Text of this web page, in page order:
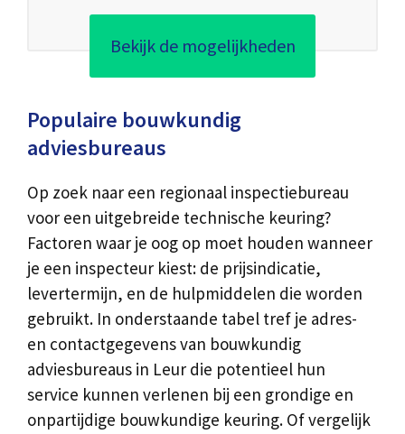
Bekijk de mogelijkheden
Populaire bouwkundig
adviesbureaus
Op zoek naar een regionaal inspectiebureau
voor een uitgebreide technische keuring?
Factoren waar je oog op moet houden wanneer
je een inspecteur kiest: de prijsindicatie,
levertermijn, en de hulpmiddelen die worden
gebruikt. In onderstaande tabel tref je adres-
en contactgegevens van bouwkundig
adviesbureaus in Leur die potentieel hun
service kunnen verlenen bij een grondige en
onpartijdige bouwkundige keuring. Of vergelijk